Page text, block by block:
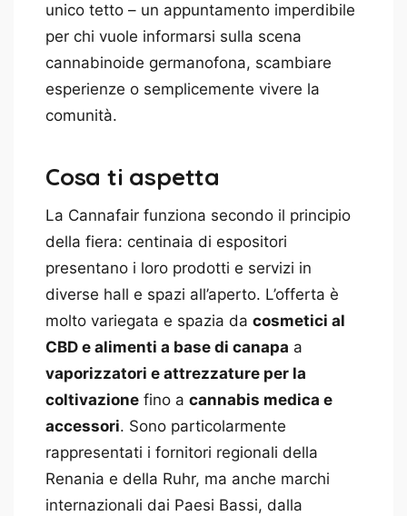
unico tetto – un appuntamento imperdibile
per chi vuole informarsi sulla scena
cannabinoide germanofona, scambiare
esperienze o semplicemente vivere la
comunità.
Cosa ti aspetta
La Cannafair funziona secondo il principio
della fiera: centinaia di espositori
presentano i loro prodotti e servizi in
diverse hall e spazi all’aperto. L’offerta è
molto variegata e spazia da cosmetici al
CBD e alimenti a base di canapa a
vaporizzatori e attrezzature per la
coltivazione fino a cannabis medica e
accessori. Sono particolarmente
rappresentati i fornitori regionali della
Renania e della Ruhr, ma anche marchi
internazionali dai Paesi Bassi, dalla